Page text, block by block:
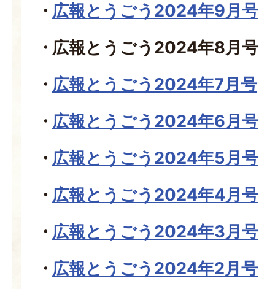
広報とうごう2024年9月号
広報とうごう2024年8月号
広報とうごう2024年7月号
広報とうごう2024年6月号
広報とうごう2024年5月号
広報とうごう2024年4月号
広報とうごう2024年3月号
広報とうごう2024年2月号